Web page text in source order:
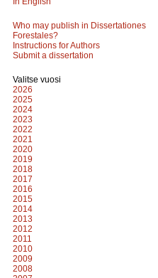
Who may publish in Dissertationes
Forestales?
Instructions for Authors
Submit a dissertation
Valitse vuosi
2026
2025
2024
2023
2022
2021
2020
2019
2018
2017
2016
2015
2014
2013
2012
2011
2010
2009
2008